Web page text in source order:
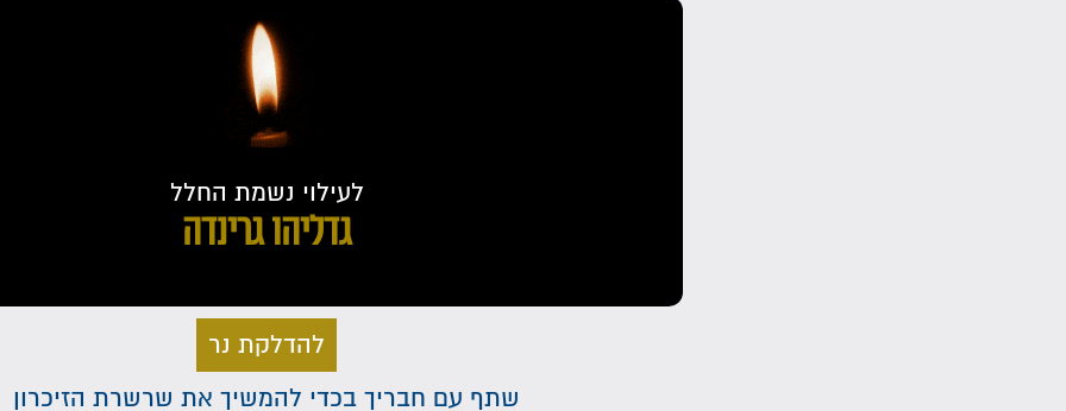
לעילוי נשמת החלל
גדליהו גרינדה
להדלקת נר
שתף עם חבריך בכדי להמשיך את שרשרת הזיכרון